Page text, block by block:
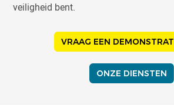
veiligheid bent.
VRAAG EEN
ONZE DIENSTEN